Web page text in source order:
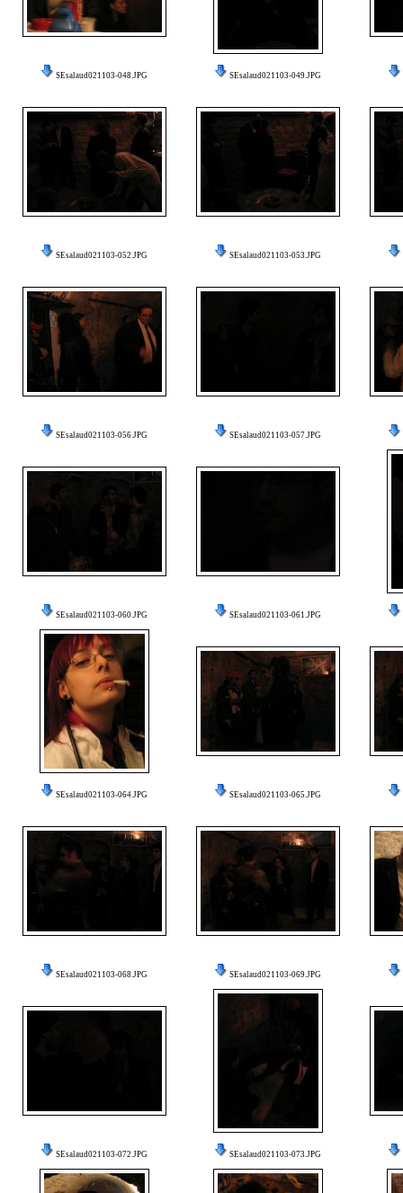
SEsalaud021103-048.JPG SEsalaud021103-049.JPG
SEsalaud021103-052.JPG SEsalaud021103-053.JPG
SEsalaud021103-056.JPG SEsalaud021103-057.JPG
SEsalaud021103-060.JPG SEsalaud021103-061.JPG
SEsalaud021103-064.JPG SEsalaud021103-065.JPG
SEsalaud021103-068.JPG SEsalaud021103-069.JPG
SEsalaud021103-072.JPG SEsalaud021103-073.JPG